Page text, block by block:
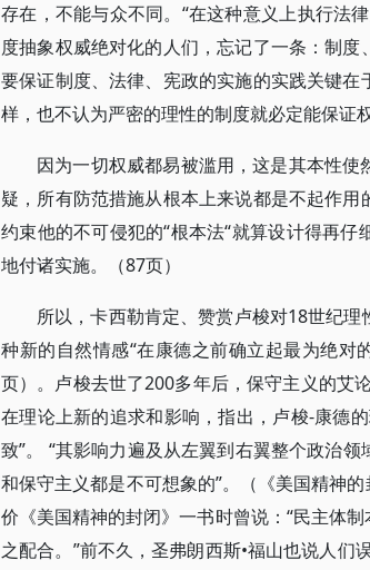
存在，不能与众不同。“在这种意义上执行法
度抽象权威绝对化的人们，忘记了一条：制
要保证制度、法律、宪政的实施的实践关键
样，也不认为严密的理性的制度就必定能保证
因为一切权威都易被滥用，这是其本性
疑，所有防范措施从根本上来说都是不起作
约束他的不可侵犯的“根本法“就算设计得再
地付诸实施。（87页）
所以，卡西勒肯定、赞赏卢梭对18世纪
种新的自然情感“在康德之前确立起最为绝对
页）。卢梭去世了200多年后，保守主义的艾
在理论上新的追求和影响，指出，卢梭-康德
致”。 “其影响力遍及从左翼到右翼整个政治
和保守主义都是不可想象的”。（《美国精神
价《美国精神的封闭》一书时曾说：“民主体
之配合。”前不久，圣弗朗西斯•福山也说人